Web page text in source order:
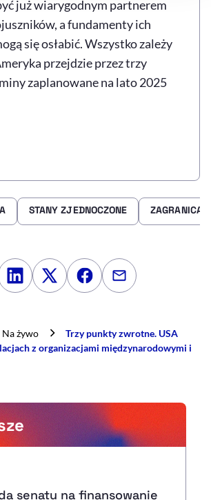
już wiarygodnym partnerem
a fundamenty ich
się osłabić. Wszystko zależy
przejdzie przez trzy
zaplanowane na lato 2025
senatu na finansowanie
STANY ZJEDNOCZONE ZAGRANICA
link artykułu
Udostępnij na LinkedIn
Udostępnij na Twitterze
Udostępnij na
Udostępnij
Na żywo
Trzy punkty zwrotne. USA
z organizacjami międzynarodowymi i